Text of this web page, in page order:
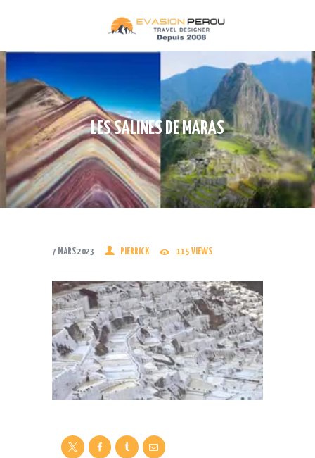
LES SALINES DE MARAS
DESTINATIONS
TREKS
TRAINS
CROISIÈRES
QUI SOMMES NOUS
INFOS PRATIQUES
7 MARS 2023 PIERRICK 115 VIEWS